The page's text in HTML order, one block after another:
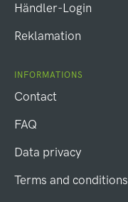
Händler-Login
Reklamation
INFORMATIONS
Contact
FAQ
Data privacy
Terms and conditions